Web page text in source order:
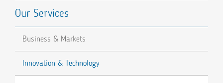
Our Services
Business & Markets
Innovation & Technology